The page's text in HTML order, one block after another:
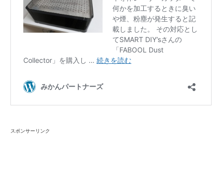
スポンサーリンク